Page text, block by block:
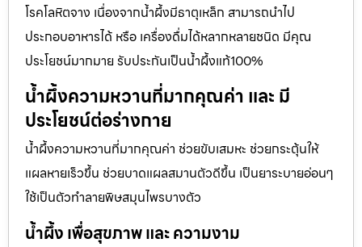
โรคโลหิตจาง เนื่องจากน้ำผึ้งมีธาตุเหล็ก สามารถนำไป
ประกอบอาหารได้ หรือ เครื่องดื่มได้หลากหลายชนิด มีคุณ
ประโยชน์มากมาย รับประกันเป็นน้ำผึ้งแท้100%
น้ำผึ้งความหวานที่มากคุณค่า และ มี
ประโยชน์ต่อร่างกาย
น้ำผึ้งความหวานที่มากคุณค่า ช่วยขับเสมหะ ช่วยกระตุ้นให้
แผลหายเร็วขึ้น ช่วยบาดแผลสมานตัวดีขึ้น เป็นยาระบายอ่อนๆ
ใช้เป็นตัวทำลายพิษสมุนไพรบางตัว
น้ำผึ้ง เพื่อสุขภาพ และ ความงาม